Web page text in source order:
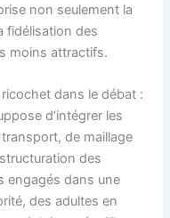
non seulement la
fidélisation des
moins attractifs.
dans le débat :
d’intégrer les
de maillage
des
engagés dans une
des adultes en